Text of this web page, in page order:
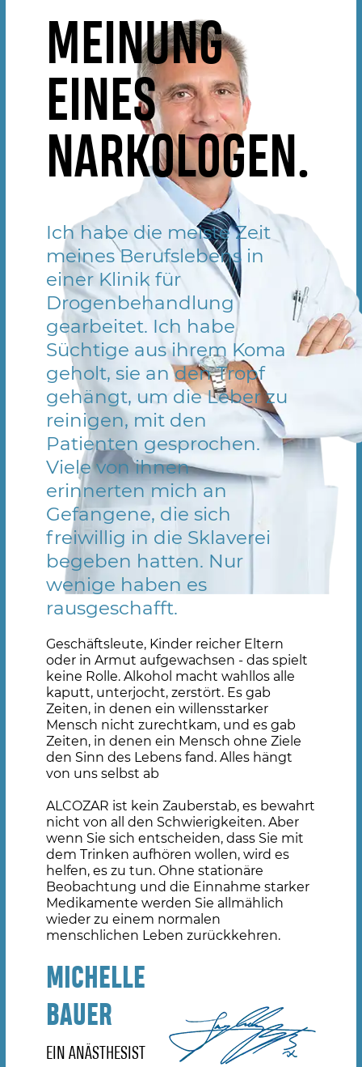
MEINUNG
EINES
NARKOLOGEN.
Ich habe die meiste Zeit
meines Berufslebens in
einer Klinik für
Drogenbehandlung
gearbeitet. Ich habe
Süchtige aus ihrem Koma
geholt, sie an den Tropf
gehängt, um die Leber zu
reinigen, mit den
Patienten gesprochen.
Viele von ihnen
erinnerten mich an
Gefangene, die sich
freiwillig in die Sklaverei
begeben hatten. Nur
wenige haben es
rausgeschafft.
Geschäftsleute, Kinder reicher Eltern
oder in Armut aufgewachsen - das spielt
keine Rolle. Alkohol macht wahllos alle
kaputt, unterjocht, zerstört. Es gab
Zeiten, in denen ein willensstarker
Mensch nicht zurechtkam, und es gab
Zeiten, in denen ein Mensch ohne Ziele
den Sinn des Lebens fand. Alles hängt
von uns selbst ab
ALCOZAR ist kein Zauberstab, es bewahrt
nicht von all den Schwierigkeiten. Aber
wenn Sie sich entscheiden, dass Sie mit
dem Trinken aufhören wollen, wird es
helfen, es zu tun. Ohne stationäre
Beobachtung und die Einnahme starker
Medikamente werden Sie allmählich
wieder zu einem normalen
menschlichen Leben zurückkehren.
MICHELLE
BAUER
EIN ANÄSTHESIST